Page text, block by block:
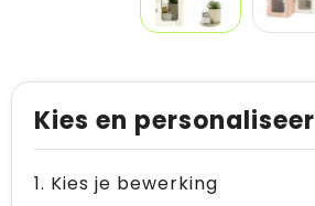
Kies en personaliseer
1. Kies je bewerking